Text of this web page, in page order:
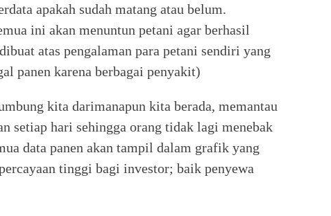
apakah sudah matang atau belum.
ini akan menuntun petani agar berhasil
atas pengalaman para petani sendiri yang
panen karena berbagai penyakit)
kita darimanapun kita berada, memantau
setiap hari sehingga orang tidak lagi menebak
data panen akan tampil dalam grafik yang
tinggi bagi investor; baik penyewa